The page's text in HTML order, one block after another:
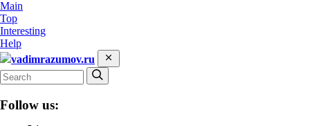
Main
Top
Interesting
Help
vadimrazumov.ru
Follow us: